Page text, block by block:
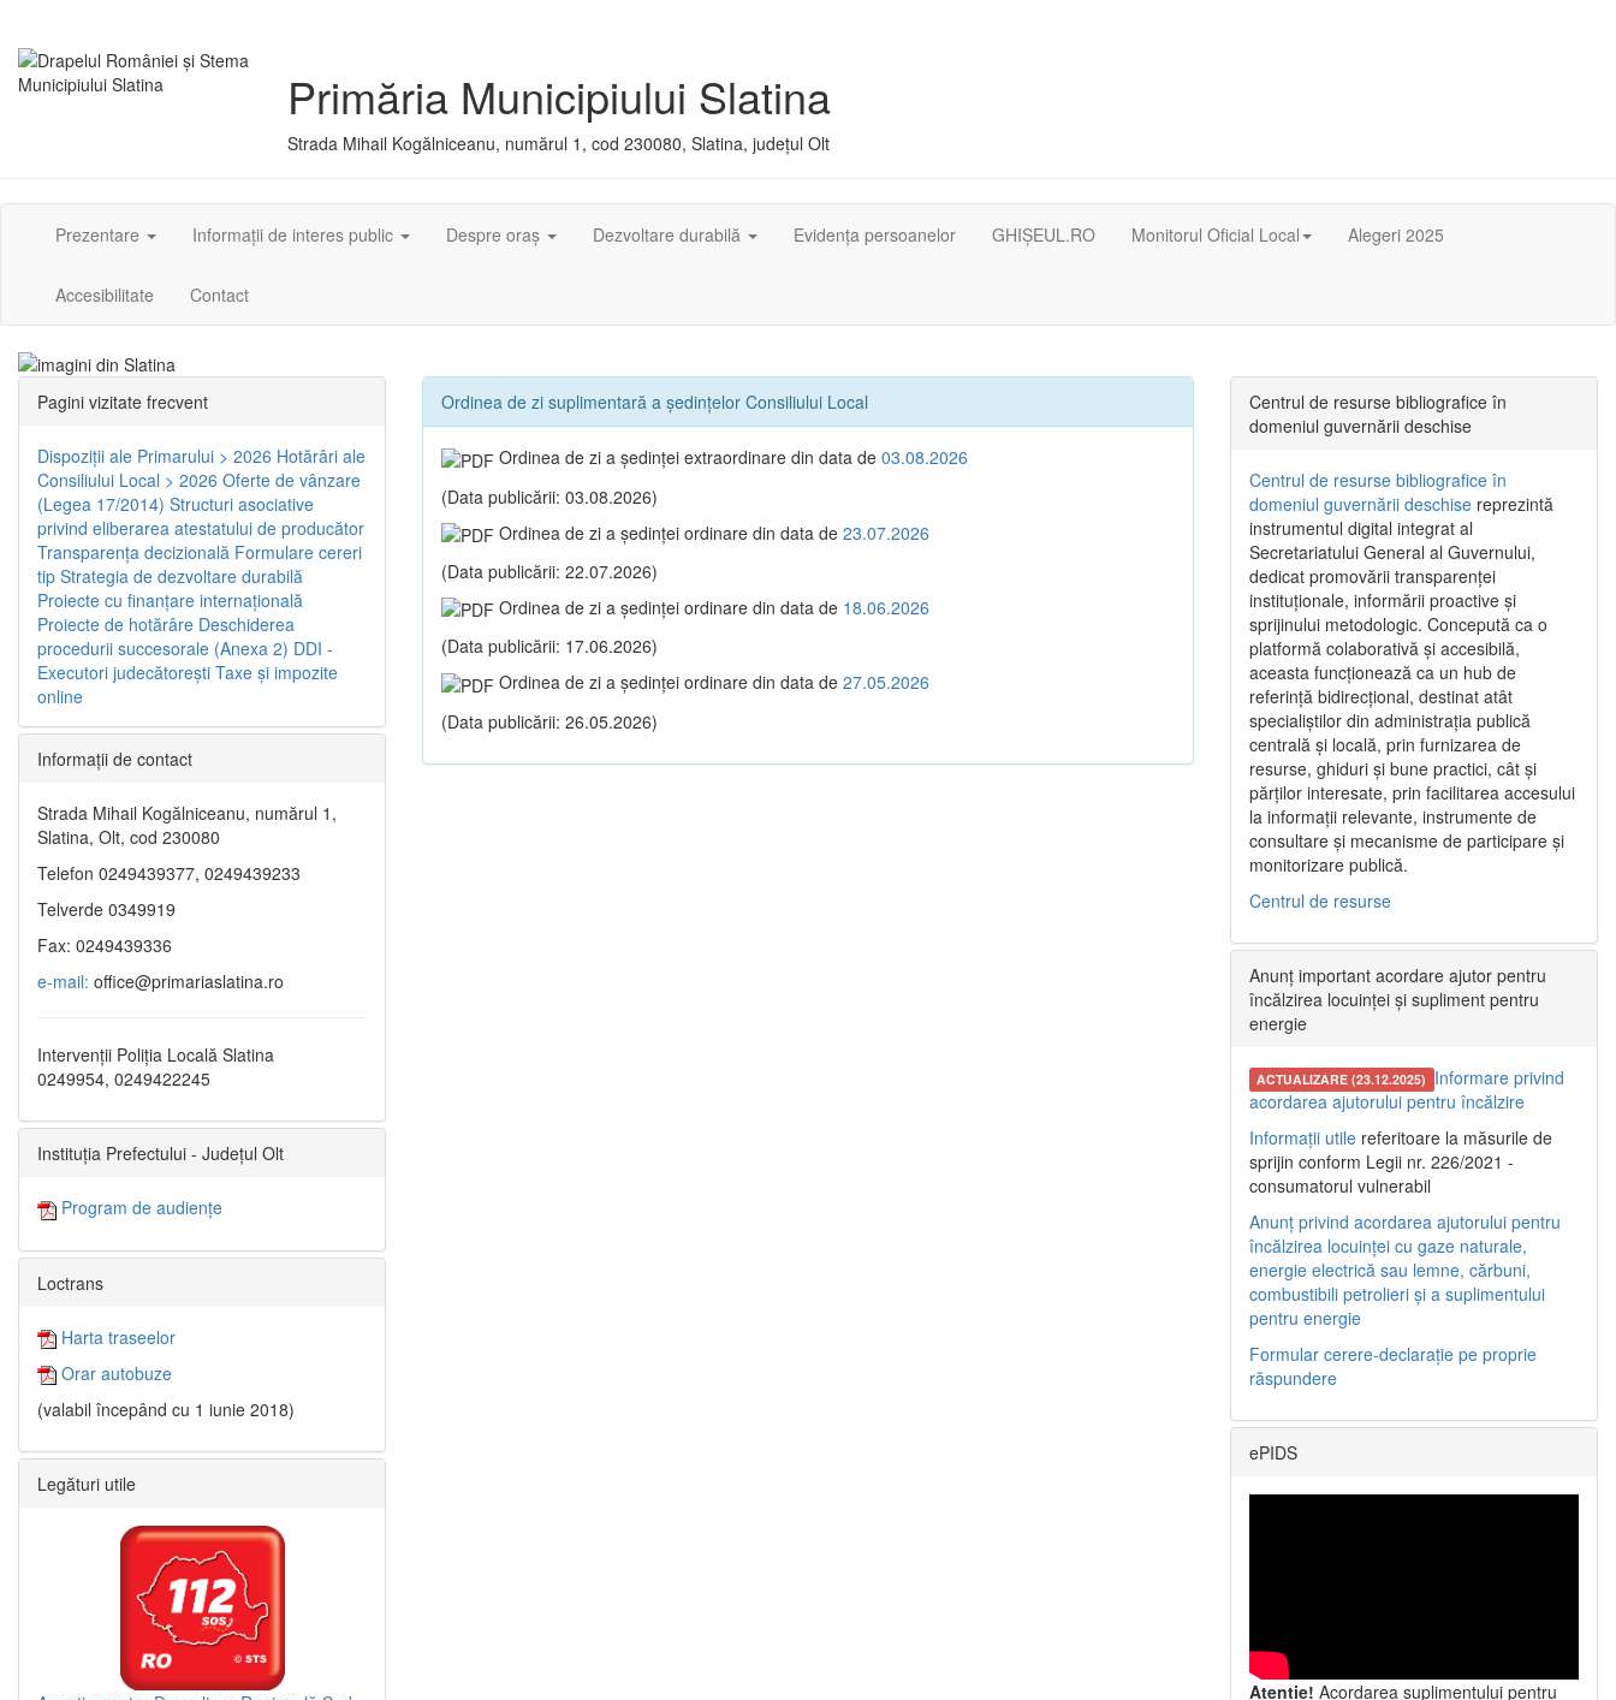
Primăria Municipiului Slatina
Strada Mihail Kogălniceanu, numărul 1, cod 230080, Slatina, județul Olt
Prezentare Informații de interes public Despre oraș Dezvoltare durabilă Evidența persoanelor GHIȘEUL.RO Monitorul Oficial Local Alegeri 2025
Accesibilitate Contact
Ordinea de zi suplimentară a ședințelor Consiliului Local
Ordinea de zi a şedinţei extraordinare din data de 03.08.2026
(Data publicării: 03.08.2026)
Ordinea de zi a şedinţei ordinare din data de 23.07.2026
(Data publicării: 22.07.2026)
Ordinea de zi a şedinţei ordinare din data de 18.06.2026
(Data publicării: 17.06.2026)
Ordinea de zi a şedinţei ordinare din data de 27.05.2026
(Data publicării: 26.05.2026)
Pagini vizitate frecvent
Dispoziţii ale Primarului > 2026 Hotărâri ale
Consiliului Local > 2026 Oferte de vânzare
(Legea 17/2014) Structuri asociative
privind eliberarea atestatului de producător
Transparenţa decizională Formulare cereri
tip Strategia de dezvoltare durabilă
Proiecte cu finanţare internaţională
Proiecte de hotărâre Deschiderea
procedurii succesorale (Anexa 2) DDI -
Executori judecătorești Taxe şi impozite
online
Informaţii de contact
Strada Mihail Kogălniceanu, numărul 1,
Slatina, Olt, cod 230080
Telefon 0249439377, 0249439233
Telverde 0349919
Fax: 0249439336
e-mail: office@primariaslatina.ro
Intervenții Poliția Locală Slatina
0249954, 0249422245
Instituția Prefectului - Județul Olt
Program de audiențe
Loctrans
Harta traseelor
Orar autobuze
(valabil începând cu 1 iunie 2018)
Legături utile
Centrul de resurse bibliografice în
domeniul guvernării deschise
Centrul de resurse bibliografice în
domeniul guvernării deschise reprezintă
instrumentul digital integrat al
Secretariatului General al Guvernului,
dedicat promovării transparenței
instituționale, informării proactive și
sprijinului metodologic. Concepută ca o
platformă colaborativă și accesibilă,
aceasta funcționează ca un hub de
referință bidirecțional, destinat atât
specialiștilor din administrația publică
centrală și locală, prin furnizarea de
resurse, ghiduri și bune practici, cât și
părților interesate, prin facilitarea accesului
la informații relevante, instrumente de
consultare și mecanisme de participare și
monitorizare publică.
Centrul de resurse
Anunț important acordare ajutor pentru
încălzirea locuinței și supliment pentru
energie
ACTUALIZARE (23.12.2025) Informare privind
acordarea ajutorului pentru încălzire
Informații utile referitoare la măsurile de
sprijin conform Legii nr. 226/2021 -
consumatorul vulnerabil
Anunț privind acordarea ajutorului pentru
încălzirea locuinței cu gaze naturale,
energie electrică sau lemne, cărbuni,
combustibili petrolieri și a suplimentului
pentru energie
Formular cerere-declarație pe proprie
răspundere
ePIDS
Atenție! Acordarea suplimentului pentru